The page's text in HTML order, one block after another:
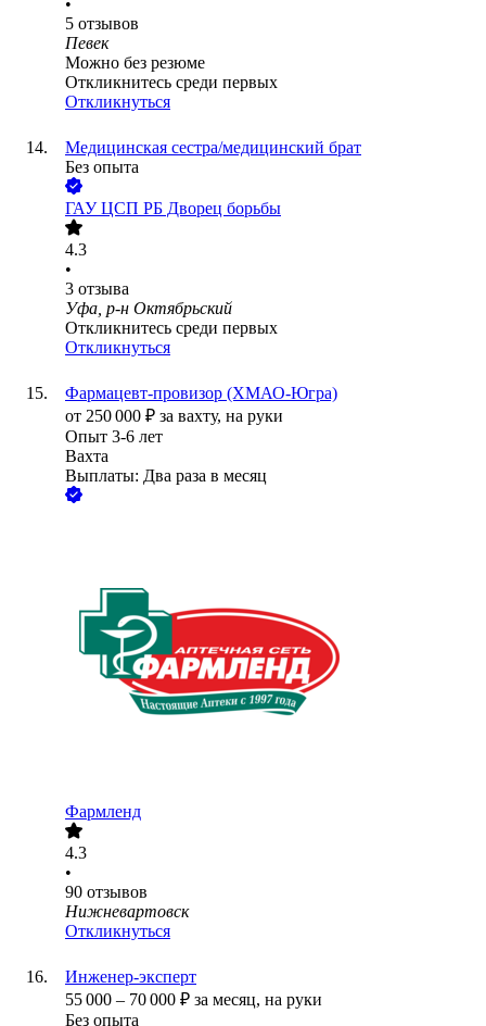
•
5 отзывов
Певек
Можно без резюме
Откликнитесь среди первых
Откликнуться
Медицинская сестра/медицинский брат
Без опыта
ГАУ ЦСП РБ Дворец борьбы
4.3
•
3 отзыва
Уфа, р-н Октябрьский
Откликнитесь среди первых
Откликнуться
Фармацевт-провизор (ХМАО-Югра)
от 250 000 ₽ за вахту, на руки
Опыт 3-6 лет
Вахта
Выплаты: Два раза в месяц
Фармленд
4.3
•
90 отзывов
Нижневартовск
Откликнуться
Инженер-эксперт
55 000 – 70 000 ₽ за месяц, на руки
Без опыта